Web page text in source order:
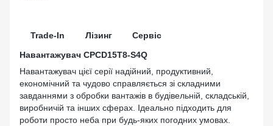
Trade-In Лізинг
Сервіс
Навантажувач CPCD15T8-S4Q
Навантажувач цієї серії надійний, продуктивний,
економічний та чудово справляється зі складними
завданнями з обробки вантажів в будівельній, складській,
виробничій та інших сферах. Ідеально підходить для
роботи просто неба при будь-яких погодних умовах.